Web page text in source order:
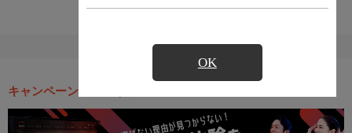
OK
キャンペーン・お得な情報